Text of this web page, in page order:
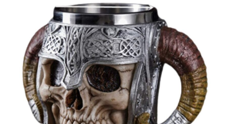
à
55,99€